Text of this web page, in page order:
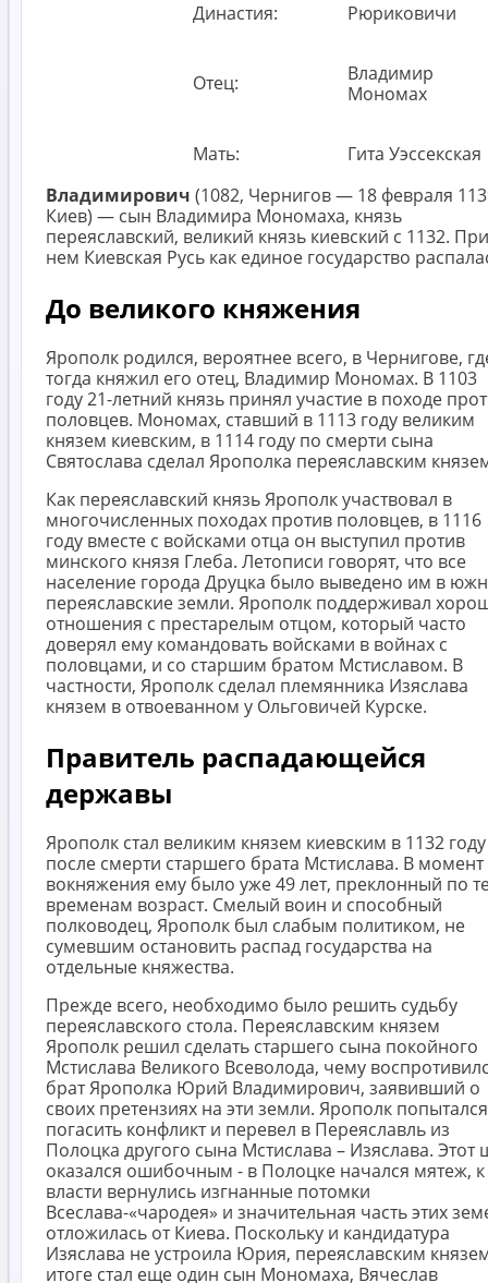
Династия: Рюриковичи
Отец:
Владимир
Мономах
Мать: Гита Уэссекская
Владимирович (1082, Чернигов — 18 февраля
Киев) — сын Владимира Мономаха, князь
переяславский, великий князь киевский с 1132. При
нем Киевская Русь как единое государство
До великого княжения
Ярополк родился, вероятнее всего, в Чернигове,
тогда княжил его отец, Владимир Мономах. В 1103
году 21-летний князь принял участие в походе
половцев. Мономах, ставший в 1113 году великим
князем киевским, в 1114 году по смерти сына
Святослава сделал Ярополка переяславским
Как переяславский князь Ярополк участвовал в
многочисленных походах против половцев, в 1116
году вместе с войсками отца он выступил против
минского князя Глеба. Летописи говорят, что все
население города Друцка было выведено им в
переяславские земли. Ярополк поддерживал
отношения с престарелым отцом, который часто
доверял ему командовать войсками в войнах с
половцами, и со старшим братом Мстиславом. В
частности, Ярополк сделал племянника Изяслава
князем в отвоеванном у Ольговичей Курске.
Правитель распадающейся
державы
Ярополк стал великим князем киевским в 1132 году
после смерти старшего брата Мстислава. В момент
вокняжения ему было уже 49 лет, преклонный по
временам возраст. Смелый воин и способный
полководец, Ярополк был слабым политиком, не
сумевшим остановить распад государства на
отдельные княжества.
Прежде всего, необходимо было решить судьбу
переяславского стола. Переяславским князем
Ярополк решил сделать старшего сына покойного
Мстислава Великого Всеволода, чему
брат Ярополка Юрий Владимирович, заявивший о
своих претензиях на эти земли. Ярополк попытался
погасить конфликт и перевел в Переяславль из
Полоцка другого сына Мстислава – Изяслава. Этот
оказался ошибочным - в Полоцке начался мятеж, к
власти вернулись изгнанные потомки
Всеслава-«чародея» и значительная часть этих
отложилась от Киева. Поскольку и кандидатура
Изяслава не устроила Юрия, переяславским
итоге стал еще один сын Мономаха, Вячеслав